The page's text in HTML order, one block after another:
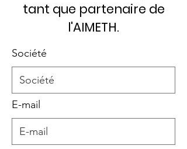
tant que partenaire de
l'AIMETH.
Société
E-mail